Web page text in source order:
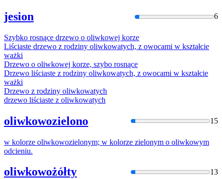
jesion 6
Szybko rosnące drzewo o oliwkowej korze
Liściaste drzewo z rodziny oliwkowatych, z owocami w kształcie
ważki
Drzewo o oliwkowej korze, szybo rosnące
Drzewo liściaste z rodziny oliwkowatych, z owocami w kształcie
ważki
Drzewo z rodziny oliwkowatych
drzewo liściaste z oliwkowatych
oliwkowozielono 15
w kolorze oliwkowozielonym; w kolorze zielonym o oliwkowym
odcieniu.
oliwkowożółty 13